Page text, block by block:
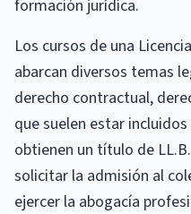
formación jurídica.
Los cursos de una
abarcan diversos temas
derecho contractual,
que suelen estar
obtienen un título de
solicitar la admisión al
ejercer la abogacía